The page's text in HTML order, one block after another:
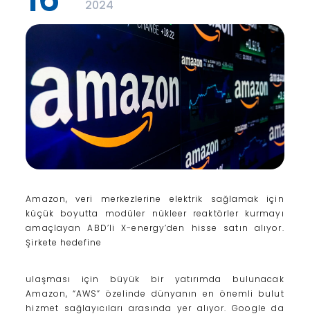
2024
Amazon, veri merkezlerine elektrik sağlamak için
küçük boyutta modüler nükleer reaktörler kurmayı
amaçlayan ABD’li X-energy’den hisse satın alıyor.
Şirkete hedefine
ulaşması için büyük bir yatırımda bulunacak
Amazon, “AWS” özelinde dünyanın en önemli bulut
hizmet sağlayıcıları arasında yer alıyor. Google da